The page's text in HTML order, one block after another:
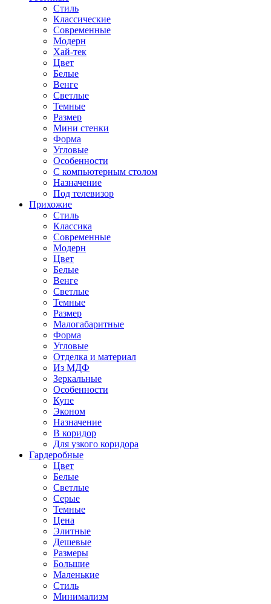
Стиль
Классические
Современные
Модерн
Хай-тек
Цвет
Белые
Венге
Светлые
Темные
Размер
Мини стенки
Форма
Угловые
Особенности
С компьютерным столом
Назначение
Под телевизор
Прихожие
Стиль
Классика
Современные
Модерн
Цвет
Белые
Венге
Светлые
Темные
Размер
Малогабаритные
Форма
Угловые
Отделка и материал
Из МДФ
Зеркальные
Особенности
Купе
Эконом
Назначение
В коридор
Для узкого коридора
Гардеробные
Цвет
Белые
Светлые
Серые
Темные
Цена
Элитные
Дешевые
Размеры
Большие
Маленькие
Стиль
Минимализм